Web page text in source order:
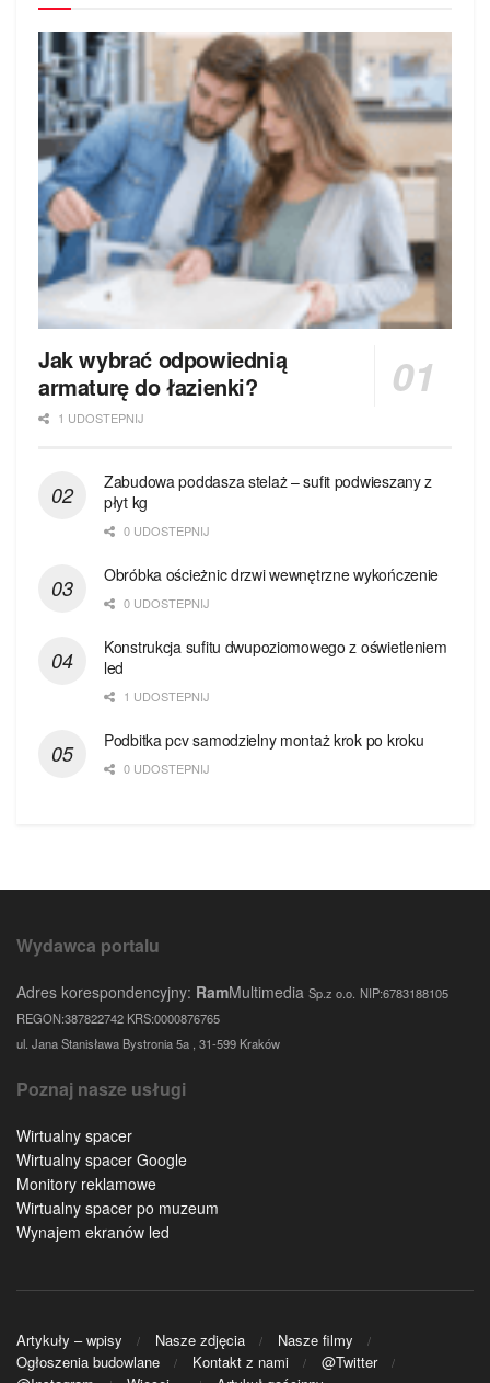
Jak wybrać odpowiednią
armaturę do łazienki?
1 UDOSTEPNIJ
Zabudowa poddasza stelaż – sufit podwieszany z
płyt kg
0 UDOSTEPNIJ
Obróbka ościeżnic drzwi wewnętrzne wykończenie
0 UDOSTEPNIJ
Konstrukcja sufitu dwupoziomowego z oświetleniem
led
1 UDOSTEPNIJ
Podbitka pcv samodzielny montaż krok po kroku
0 UDOSTEPNIJ
Wydawca portalu
Adres korespondencyjny: RamMultimedia Sp.z o.o. NIP:6783188105
REGON:387822742 KRS:0000876765
ul. Jana Stanisława Bystronia 5a , 31-599 Kraków
Poznaj nasze usługi
Wirtualny spacer
Wirtualny spacer Google
Monitory reklamowe
Wirtualny spacer po muzeum
Wynajem ekranów led
Artykuły – wpisy Nasze zdjęcia
Nasze filmy
Ogłoszenia budowlane
Kontakt z nami
@Twitter